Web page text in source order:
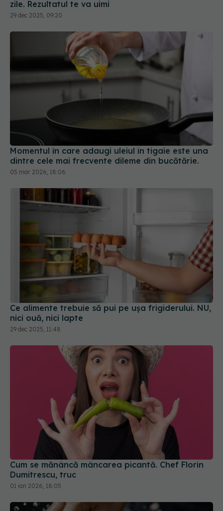
Momentul în care adaugi uleiul în tigaie este una
dintre cele mai frecvente dileme din bucătărie.
05 mar 2026, 18:06
Ce alimente trebuie să pui pe ușa frigiderului. NU,
29 dec 2025, 11:48
Cum se mănâncă mâncarea picantă. Chef Florin
Dumitrescu, truc
01 ian 2026, 18:05